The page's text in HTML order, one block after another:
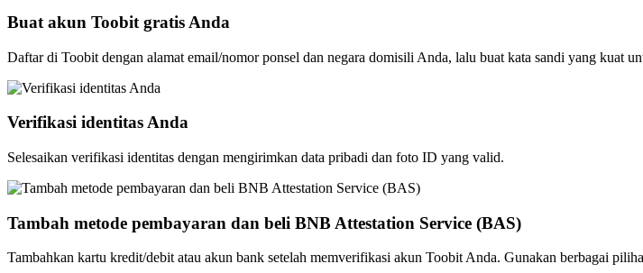
Buat akun Toobit gratis Anda
Daftar di Toobit dengan alamat email/nomor ponsel dan negara domisili Anda, lalu buat kata sandi yang kuat
Verifikasi identitas Anda
Selesaikan verifikasi identitas dengan mengirimkan data pribadi dan foto ID yang valid.
Tambah metode pembayaran dan beli BNB Attestation Service (BAS)
Tambahkan kartu kredit/debit atau akun bank setelah memverifikasi akun Toobit Anda. Gunakan berbagai